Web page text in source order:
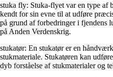
stuka fly: Stuka-flyet var en type af
kendt for sin evne til at udføre
på grund af forbedringer i fjendens
på Anden Verdenskrig.
stukatør: En stukatør er en
stukmateriale. Stukatøren kan
dyb forståelse af stukmaterialer og